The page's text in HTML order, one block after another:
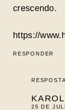
crescendo.
https://
RESPONDER
25 DE